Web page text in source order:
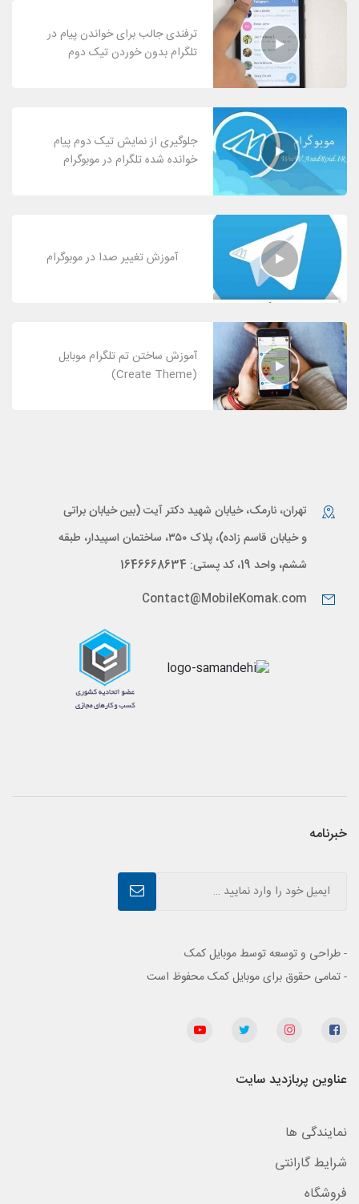
ترفندی جالب برای خواندن پیام در
تلگرام بدون خوردن تیک دوم
جلوگیری از نمایش تیک دوم پیام
خوانده شده تلگرام در موبوگرام
آموزش تغییر صدا در موبوگرام
آموزش ساختن تم تلگرام موبایل
(Create Theme)
تهران، نارمک، خیابان شهید دکتر آیت (بین خیابان براتی
و خیابان قاسم زاده)، پلاک ۳۵۰، ساختمان اسپیدار، طبقه
ششم، واحد 19، کد پستی: 1646668634
Contact@MobileKomak.com
خبرنامه
- طراحی و توسعه توسط موبایل کمک
- تمامی حقوق برای موبایل کمک محفوظ است
عناوین پربازدید سایت
نمایندگی ها
شرایط گارانتی
فروشگاه